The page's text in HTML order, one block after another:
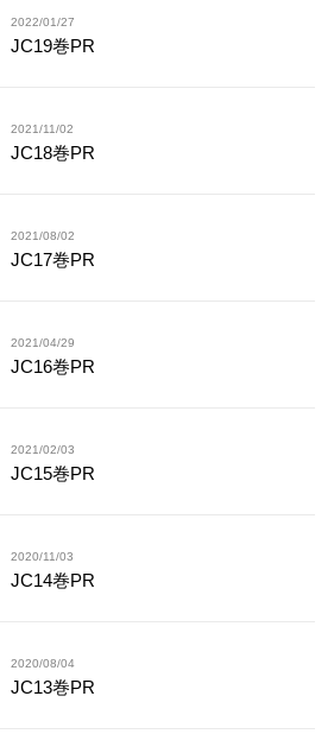
2022/01/27
JC19巻PR
2021/11/02
JC18巻PR
2021/08/02
JC17巻PR
2021/04/29
JC16巻PR
2021/02/03
JC15巻PR
2020/11/03
JC14巻PR
2020/08/04
JC13巻PR